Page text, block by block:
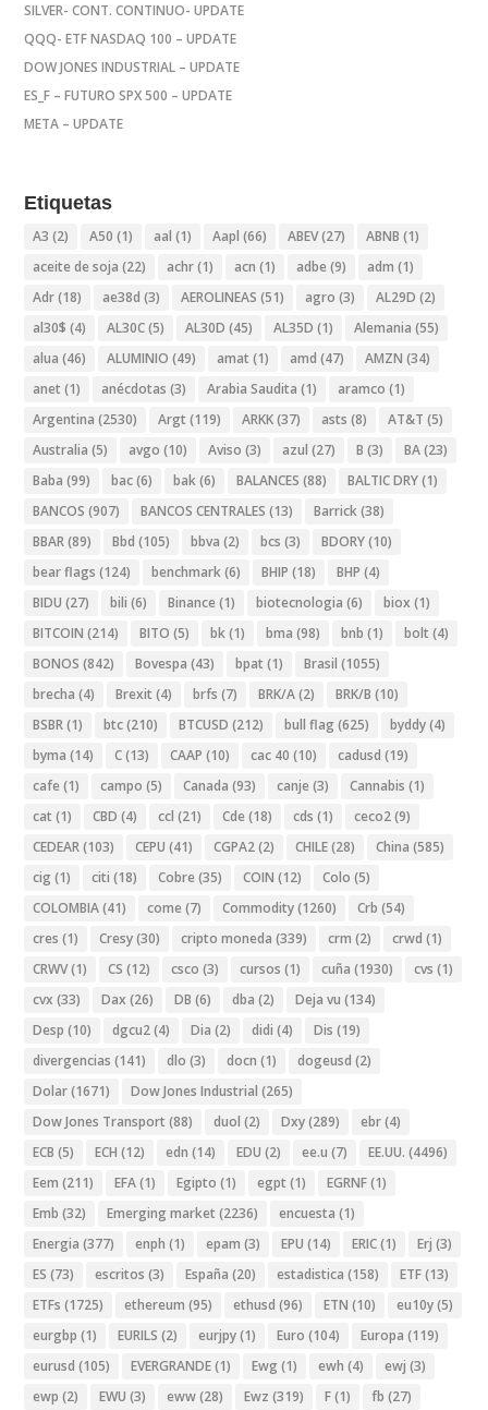
SILVER- CONT. CONTINUO- UPDATE
QQQ- ETF NASDAQ 100 – UPDATE
DOW JONES INDUSTRIAL – UPDATE
ES_F – FUTURO SPX 500 – UPDATE
META – UPDATE
Etiquetas
A3 (2) A50 (1) aal (1) Aapl (66) ABEV(27) ABNB (1)
aceite de soja (22) achr(1) acn (1) adbe (9) adm (1)
Adr(18) ae38d (3) AEROLINEAS (51) agro (3) AL29D (2)
al30$ (4) AL30C(5) AL30D (45) AL35D (1) Alemania (55)
alua (46) ALUMINIO (49) amat (1) amd (47) AMZN (34)
anet (1) anécdotas (3) Arabia Saudita (1) aramco (1)
Argentina (2530) Argt (119) ARKK(37) asts (8) AT&T (5)
Australia (5) avgo (10) Aviso (3) azul (27) B (3) BA(23)
Baba (99) bac(6) bak(6) BALANCES (88) BALTIC DRY(1)
BANCOS (907) BANCOS CENTRALES (13) Barrick(38)
BBAR(89) Bbd (105) bbva (2) bcs (3) BDORY(10)
bear flags (124) benchmark(6) BHIP (18) BHP (4)
BIDU (27) bili (6) Binance (1) biotecnologia (6) biox (1)
BITCOIN (214) BITO (5) bk(1) bma (98) bnb (1) bolt (4)
BONOS (842) Bovespa (43) bpat (1) Brasil (1055)
brecha (4) Brexit (4) brfs (7) BRK/A(2) BRK/B (10)
BSBR(1) btc(210) BTCUSD (212) bull flag (625) byddy(4)
byma (14) C(13) CAAP (10) cac 40 (10) cadusd (19)
cafe (1) campo (5) Canada (93) canje (3) Cannabis (1)
cat (1) CBD (4) ccl (21) Cde (18) cds (1) ceco2(9)
CEDEAR(103) CEPU (41) CGPA2(2) CHILE(28) China (585)
cig (1) citi (18) Cobre (35) COIN (12) Colo (5)
COLOMBIA(41) come (7) Commodity(1260) Crb (54)
cres (1) Cresy(30) cripto moneda (339) crm (2) crwd (1)
CRWV(1) CS (12) csco (3) cursos (1) cuña (1930) cvs (1)
cvx (33) Dax (26) DB (6) dba (2) Deja vu (134)
Desp (10) dgcu2(4) Dia (2) didi (4) Dis (19)
divergencias (141) dlo (3) docn (1) dogeusd (2)
Dolar(1671) Dow Jones Industrial (265)
Dow Jones Transport (88) duol (2) Dxy(289) ebr(4)
ECB (5) ECH (12) edn (14) EDU (2) ee.u (7) EE.UU. (4496)
Eem (211) EFA(1) Egipto (1) egpt (1) EGRNF(1)
Emb (32) Emerging market (2236) encuesta (1)
Energia (377) enph (1) epam (3) EPU (14) ERIC(1) Erj (3)
ES (73) escritos (3) España (20) estadistica (158) ETF(13)
ETFs (1725) ethereum (95) ethusd (96) ETN (10) eu10y(5)
eurgbp (1) EURILS (2) eurjpy(1) Euro (104) Europa (119)
eurusd (105) EVERGRANDE(1) Ewg (1) ewh (4) ewj (3)
ewp (2) EWU (3) eww(28) Ewz (319) F(1) fb (27)